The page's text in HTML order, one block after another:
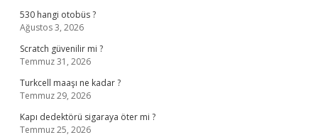
530 hangi otobüs ?
Ağustos 3, 2026
Scratch güvenilir mi ?
Temmuz 31, 2026
Turkcell maaşı ne kadar ?
Temmuz 29, 2026
Kapı dedektörü sigaraya öter mi ?
Temmuz 25, 2026